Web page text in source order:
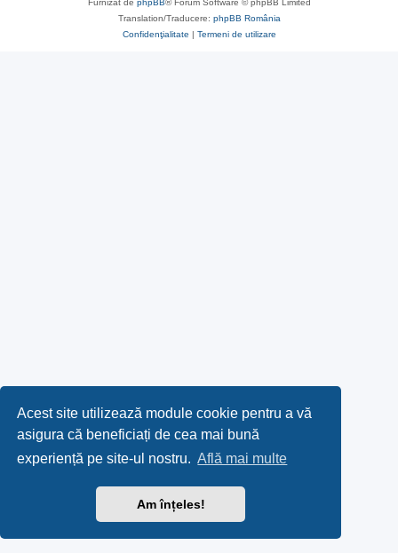
Acest site utilizează module cookie pentru a vă
asigura că beneficiați de cea mai bună
experiență pe site-ul nostru. Află mai multe
Am înțeles!
Furnizat de phpBB® Forum Software © phpBB Limited
Translation/Traducere: phpBB România
Confidenţialitate | Termeni de utilizare